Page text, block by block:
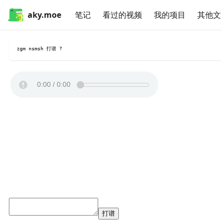
aky.moe 笔记 看过的视频 我的项目 其他
zgm nsmsh 打谱 ?
打谱